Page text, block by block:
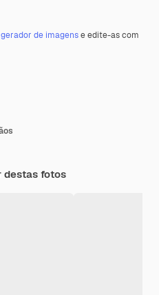
gerador de imagense edite-as com
destas fotos